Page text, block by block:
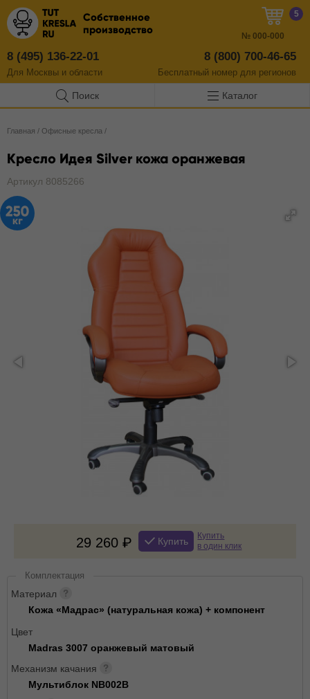
Собственное
производство
8 (495) 136-22-01
Для Москвы и области
8 (800) 700-46-65
Бесплатный номер для регионов
5
№ 000-000
Поиск Каталог
Главная / Офисные кресла /
Кресло Идея Silver кожа оранжевая
Артикул 8085266
29 260 Купить
Купить
в один клик
Комплектация
Материал
Кожа «Мадрас» (натуральная кожа) + компонент
Цвет
Madras 3007 оранжевый матовый
Механизм качания
Мультиблок NB002B